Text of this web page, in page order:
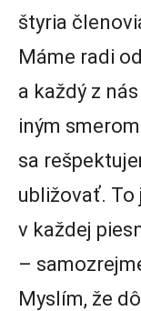
štyria
Máme radi
a každý z
iným
sa
ubližovať.
v každej
–
Myslím, že